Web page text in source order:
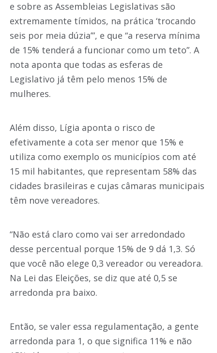
e sobre as Assembleias Legislativas são
extremamente tímidos, na prática ‘trocando
seis por meia dúzia’”, e que “a reserva mínima
de 15% tenderá a funcionar como um teto”. A
nota aponta que todas as esferas de
Legislativo já têm pelo menos 15% de
mulheres.
Além disso, Lígia aponta o risco de
efetivamente a cota ser menor que 15% e
utiliza como exemplo os municípios com até
15 mil habitantes, que representam 58% das
cidades brasileiras e cujas câmaras municipais
têm nove vereadores.
“Não está claro como vai ser arredondado
desse percentual porque 15% de 9 dá 1,3. Só
que você não elege 0,3 vereador ou vereadora.
Na Lei das Eleições, se diz que até 0,5 se
arredonda pra baixo.
Então, se valer essa regulamentação, a gente
arredonda para 1, o que significa 11% e não